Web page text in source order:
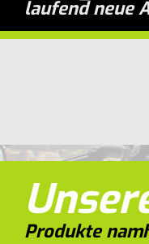
laufend neue
Produkte